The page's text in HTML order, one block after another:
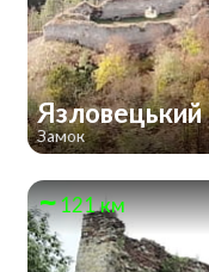
Язловецький
Замок
121 км